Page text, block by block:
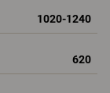
1020-1240
620